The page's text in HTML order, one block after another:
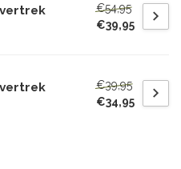
€54,95
€39,95
€39,95
€34,95